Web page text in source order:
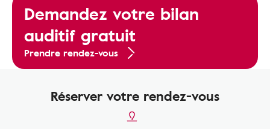
Demandez votre bilan
auditif gratuit
Prendre rendez-vous
Réserver votre rendez-vous